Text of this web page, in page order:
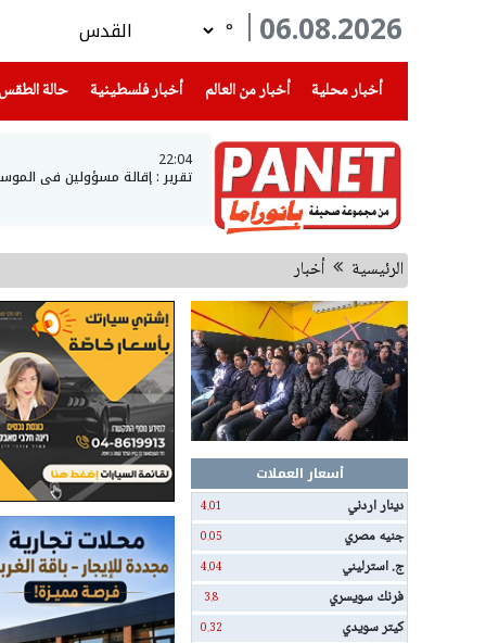
06.08.2026
°
أخبار محلية
(current) أخبار من العالم أخبار فلسطينية(current) حالة الطقس
22:04
تقرير : إقالة مسؤولين في
الرئيسية أخبار
أسعار العملات
دينار اردني
4.01
جنيه مصري 0.05
ج. استرليني 4.04
فرنك سويسري 3.8
كيتر سويدي 0.32